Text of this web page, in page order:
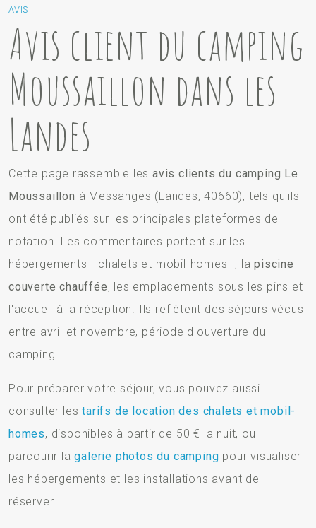
AVIS
Avis client du camping
Moussaillon dans les
Landes
Cette page rassemble les avis clients du camping Le
Moussaillon à Messanges (Landes, 40660), tels qu'ils
ont été publiés sur les principales plateformes de
notation. Les commentaires portent sur les
hébergements - chalets et mobil-homes -, lapiscine
couverte chauffée, les emplacements sous les pins et
l'accueil à la réception. Ils reflètent des séjours vécus
entre avril et novembre, période d'ouverture du
camping.
Pour préparer votre séjour, vous pouvez aussi
consulter lestarifs de location des chalets et mobil-
homes, disponibles à partir de 50 € la nuit, ou
parcourir lagalerie photos du camping pour visualiser
les hébergements et les installations avant de
réserver.